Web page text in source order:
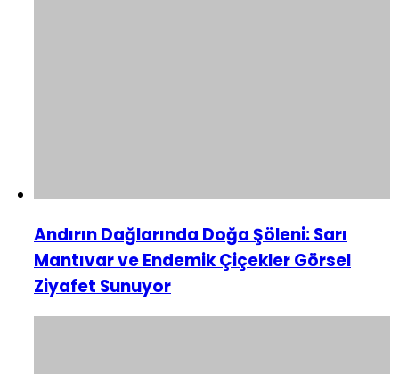
Andırın Dağlarında Doğa Şöleni: Sarı
Mantıvar ve Endemik Çiçekler Görsel
Ziyafet Sunuyor